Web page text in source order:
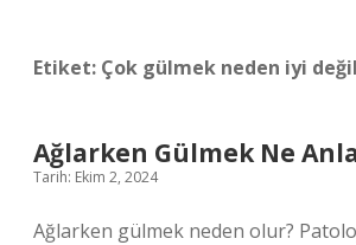
Etiket: Çok gülmek neden iyi değil
Ağlarken Gülmek Ne
Tarih: Ekim 2, 2024
Ağlarken gülmek neden olur?